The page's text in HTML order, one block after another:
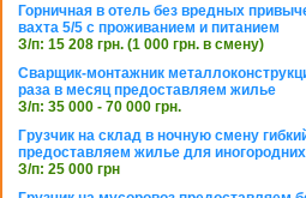
Горничная в отель без вредных
вахта 5/5 с проживанием и питанием
З/п: 15 208 грн. (1 000 грн. в смену)
Сварщик-монтажник
раза в месяц предоставляем жилье
З/п: 35 000 - 70 000 грн.
Грузчик на склад в ночную смену
предоставляем жилье для иногородних
З/п: 25 000 грн